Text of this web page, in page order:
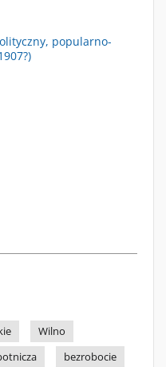
popularno-
Wilno
bezrobocie